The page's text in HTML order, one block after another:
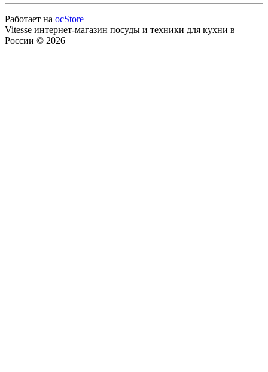
Работает на ocStore
Vitesse интернет-магазин посуды и техники для кухни в
России © 2026